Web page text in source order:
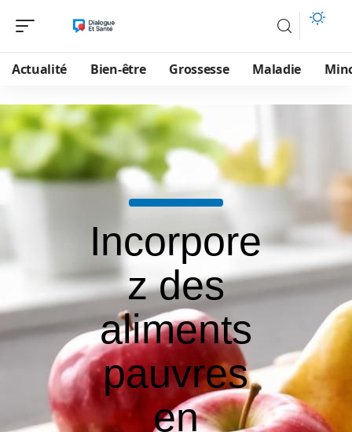
Actualité Bien-être Grossesse Maladie
Incorpore
z des
aliments
pauvres
en